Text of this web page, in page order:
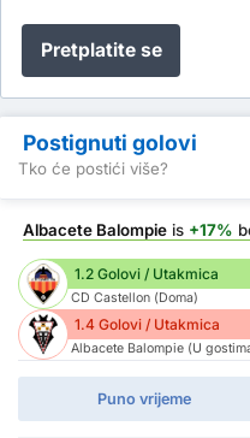
Pretplatite se
Postignuti golovi
Tko će postići više?
Albacete Balompie is +17%
1.2 Golovi / Utakmica
CD Castellon (Doma)
1.4 Golovi / Utakmica
Albacete Balompie (U
Puno vrijeme